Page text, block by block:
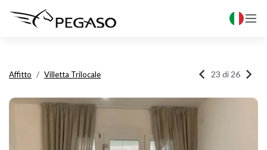

Affitto Villetta Trilocale  23 di 26 